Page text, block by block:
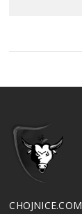
CHOJNICE.COM